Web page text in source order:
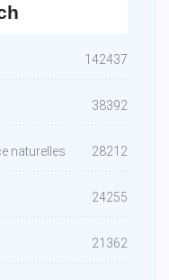
142437
38392
naturelles 28212
24255
21362